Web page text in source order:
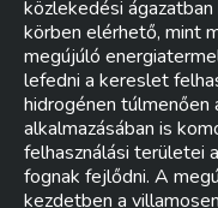
közlekedési
körben elérhető, mint
megújúló
lefedni a kereslet
hidrogénen
alkalmazásában is
felhasználási területei
fognak fejlődni. A
kezdetben a